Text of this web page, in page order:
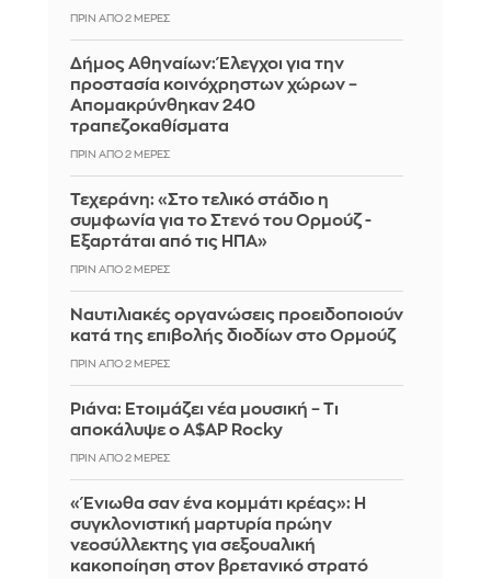
ΠΡΙΝ ΑΠΌ 2 ΜΈΡΕΣ
Δήμος Αθηναίων: Έλεγχοι για την
προστασία κοινόχρηστων χώρων –
Απομακρύνθηκαν 240
τραπεζοκαθίσματα
ΠΡΙΝ ΑΠΌ 2 ΜΈΡΕΣ
Τεχεράνη: «Στο τελικό στάδιο η
συμφωνία για το Στενό του Ορμούζ -
Εξαρτάται από τις ΗΠΑ»
ΠΡΙΝ ΑΠΌ 2 ΜΈΡΕΣ
Ναυτιλιακές οργανώσεις προειδοποιούν
κατά της επιβολής διοδίων στο Ορμούζ
ΠΡΙΝ ΑΠΌ 2 ΜΈΡΕΣ
Ριάνα: Ετοιμάζει νέα μουσική – Τι
αποκάλυψε ο A$AP Rocky
ΠΡΙΝ ΑΠΌ 2 ΜΈΡΕΣ
«Ένιωθα σαν ένα κομμάτι κρέας»: Η
συγκλονιστική μαρτυρία πρώην
νεοσύλλεκτης για σεξουαλική
κακοποίηση στον βρετανικό στρατό